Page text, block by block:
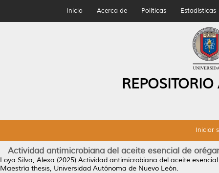
Inicio Acerca de Políticas Estadísticas
Iniciar
Actividad antimicrobiana del aceite esencial de
Loya Silva, Alexa (2025) Actividad antimicrobiana del aceite
Maestría thesis, Universidad Autónoma de Nuevo León.